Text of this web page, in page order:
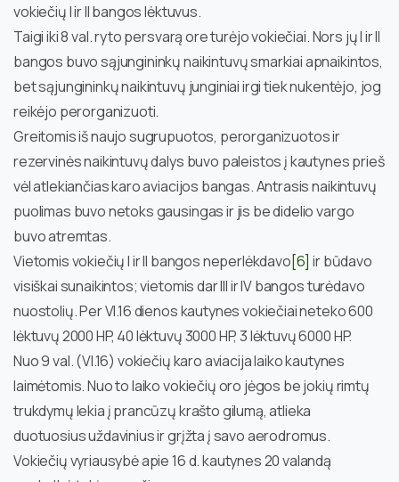
vokiečių I ir II bangos lėktuvus.
Taigi iki 8 val. ryto persvarą ore turėjo vokiečiai. Nors jų I ir II
bangos buvo sąjungininkų naikintuvų smarkiai apnaikintos,
bet sąjungininkų naikintuvų junginiai irgi tiek nukentėjo, jog
reikėjo perorganizuoti.
Greitomis iš naujo sugrupuotos, perorganizuotos ir
rezervinės naikintuvų dalys buvo paleistos į kautynes prieš
vėl atlekiančias karo aviacijos bangas. Antrasis naikintuvų
puolimas buvo netoks gausingas ir jis be didelio vargo
buvo atremtas.
Vietomis vokiečių I ir II bangos neperlėkdavo[6] ir būdavo
visiškai sunaikintos; vietomis dar III ir IV bangos turėdavo
nuostolių. Per VI.16 dienos kautynes vokiečiai neteko 600
lėktuvų 2000 HP, 40 lėktuvų 3000 HP, 3 lėktuvų 6000 HP.
Nuo 9 val. (VI.16) vokiečių karo aviacija laiko kautynes
laimėtomis. Nuo to laiko vokiečių oro jėgos be jokių rimtų
trukdymų lekia į prancūzų krašto gilumą, atlieka
duotuosius uždavinius ir grįžta į savo aerodromus.
Vokiečių vyriausybė apie 16 d. kautynes 20 valandą